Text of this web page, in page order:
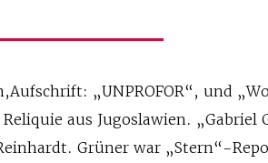
„UNPROFOR“, und
aus Jugoslawien. „Gabriel
Grüner war „Stern“-